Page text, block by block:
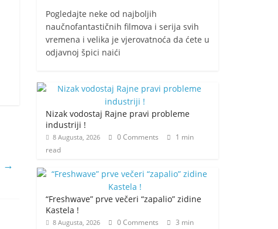
→
Pogledajte neke od najboljih
naučnofantastičnih filmova i serija svih
vremena i velika je vjerovatnoća da ćete u
odjavnoj špici naići
Nizak vodostaj Rajne pravi probleme
industriji !
8 Augusta, 2026 0 Comments
1 min
read
“Freshwave” prve večeri “zapalio” zidine
Kastela !
8 Augusta, 2026 0 Comments
3 min